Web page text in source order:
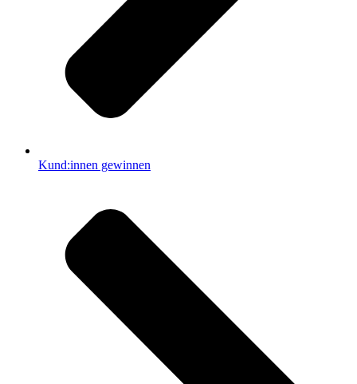
Kund:innen gewinnen